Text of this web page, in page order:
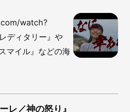
watch?
ディタリー』や
マイル』などの海
レ／神の怒り』